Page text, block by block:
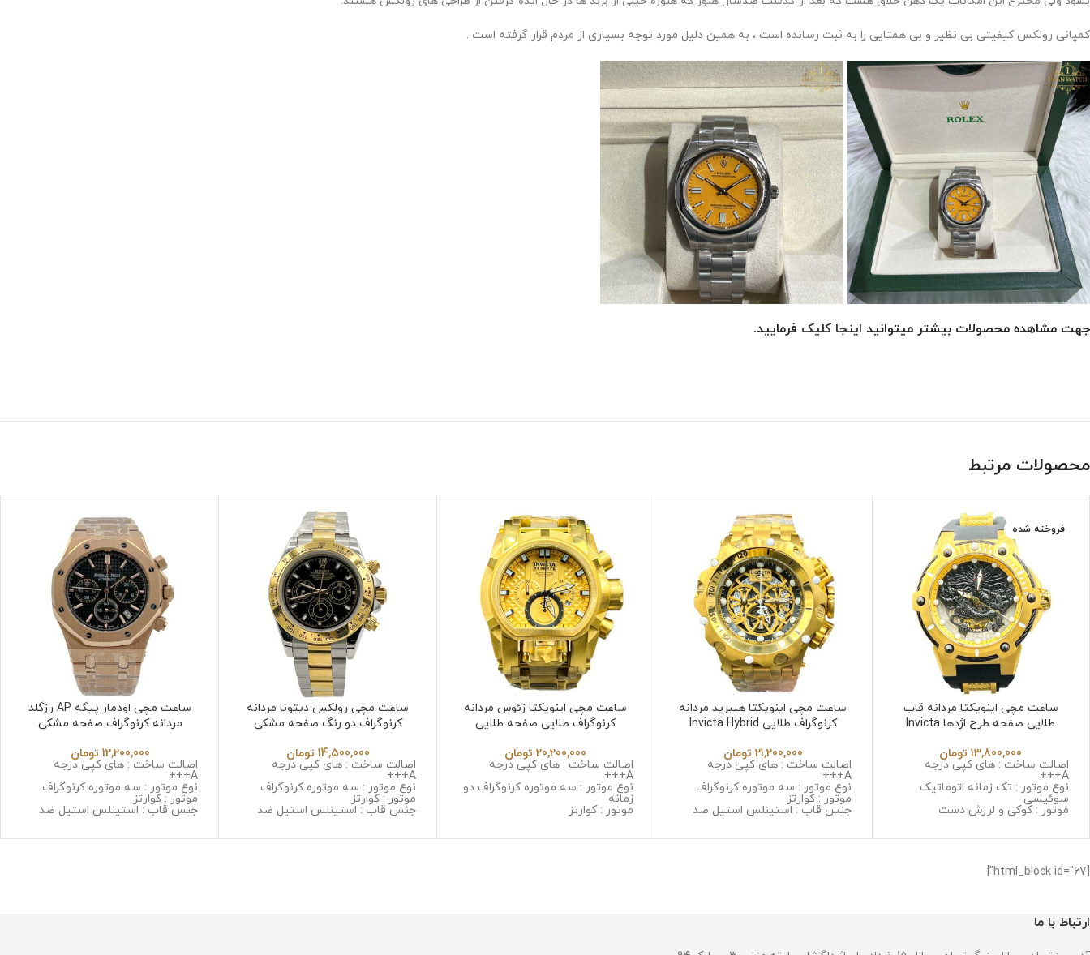
کمپانی رولکس کیفیتی بی نظیر و بی همتایی را به ثبت رسانده است ، به همین دلیل مورد توجه بسیاری از مردم قرار گرفته است .
جهت مشاهده محصولات بیشتر میتوانید اینجا کلیک فرمایید.
محصولات مرتبط
فروخته شده
ساعت مچی اینویکتا مردانه قاب
طلایی صفحه طرح اژدها Invicta
13,800,000 تومان
اصالت ساخت : های کپی درجه
A+++
نوع موتور : تک زمانه اتوماتیک
سوئیسی
موتور : کوکی و لرزش دست
جنس قاب : استینلس استیل ضد
جنس شیشه : سافایر ضد خش
قطر صفحه : 53 میلی گرم
وزن : 237 گرم
ساعت مچی اینویکتا هیبرید مردانه
کرنوگراف طلایی Invicta Hybrid
21,200,000 تومان
اصالت ساخت : های کپی درجه
A+++
نوع موتور : سه موتوره کرنوگراف
موتور : کوارتز
جنس قاب : استینلس استیل ضد
زنگ و ضد حساسیت
جنس بند : استینلس استیل ضد زنگ
ساعت مچی اینویکتا زئوس مردانه
کرنوگراف طلایی صفحه طلایی
20,200,000 تومان
اصالت ساخت : های کپی درجه
A+++
نوع موتور : سه موتوره کرنوگراف دو
زمانه
موتور : کوارتز
جنس شیشه : سافایر ضد خش
ساعت مچی رولکس دیتونا مردانه
کرنوگراف دو رنگ صفحه مشکی
14,500,000 تومان
اصالت ساخت : های کپی درجه
A+++
نوع موتور : سه موتوره کرنوگراف
موتور : کوارتز
جنس قاب : استینلس استیل ضد
زنگ و ضد حساسیت
کیفیت
ساعت مچی اودمار پیگه AP رزگلد
مردانه کرنوگراف صفحه مشکی
12,200,000 تومان
اصالت ساخت : های کپی درجه
A+++
نوع موتور : سه موتوره کرنوگراف
موتور : کوارتز
جنس قاب : استینلس استیل ضد
زنگ و ضد حساسیت
جنس بند : استینلس استیل ضد زنگ
[html_block id="67"]
ارتباط با ما